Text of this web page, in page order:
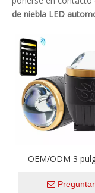
de niebla LED
OEM/ODM 3
lente de proyector
Preguntar